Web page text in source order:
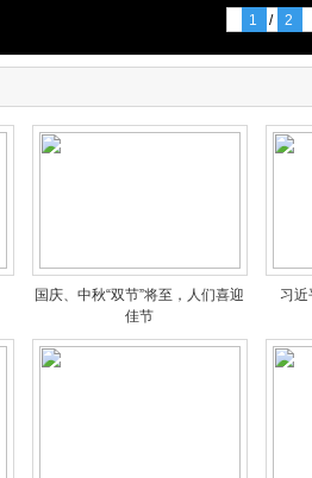
1 / 2
国庆、中秋“双节”将至，人们喜迎
佳节
习